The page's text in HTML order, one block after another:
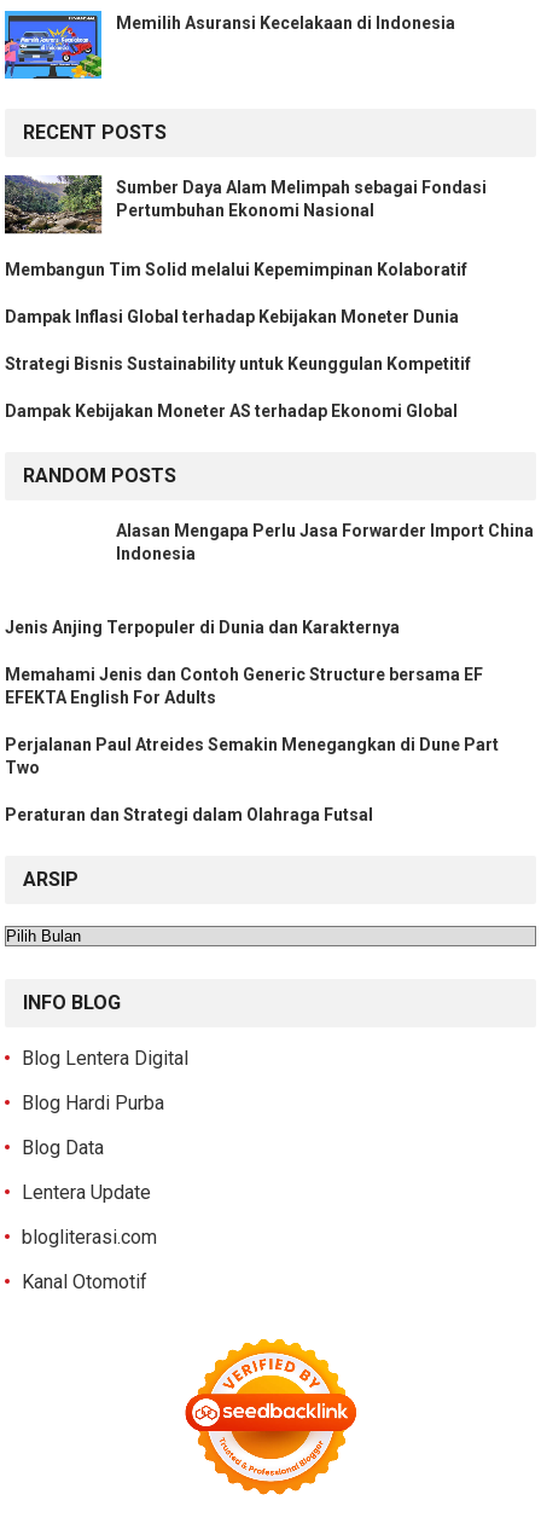
Memilih Asuransi Kecelakaan di Indonesia
RECENT POSTS
Sumber Daya Alam Melimpah sebagai Fondasi
Pertumbuhan Ekonomi Nasional
Membangun Tim Solid melalui Kepemimpinan Kolaboratif
Dampak Inflasi Global terhadap Kebijakan Moneter Dunia
Strategi Bisnis Sustainability untuk Keunggulan Kompetitif
Dampak Kebijakan Moneter AS terhadap Ekonomi Global
RANDOM POSTS
Alasan Mengapa Perlu Jasa Forwarder Import China
Indonesia
Jenis Anjing Terpopuler di Dunia dan Karakternya
Memahami Jenis dan Contoh Generic Structure bersama EF
EFEKTA English For Adults
Perjalanan Paul Atreides Semakin Menegangkan di Dune Part
Two
Peraturan dan Strategi dalam Olahraga Futsal
ARSIP
Arsip
INFO BLOG
Blog Lentera Digital
Blog Hardi Purba
Blog Data
Lentera Update
blogliterasi.com
Kanal Otomotif